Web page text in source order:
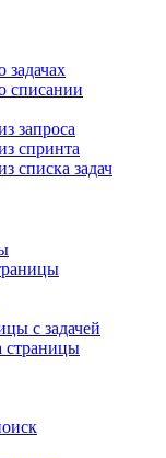
задачах
списании
запроса
спринта
списка задач
с задачей
страницы